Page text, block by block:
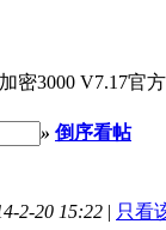
密3000 V7.17官
» 倒序看帖
2-20 15:22 | 只看